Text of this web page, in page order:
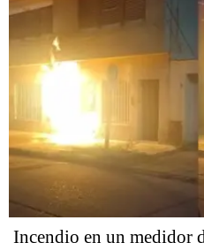
Incendio en un medidor